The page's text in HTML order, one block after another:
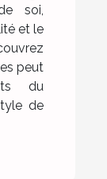
soi,
et le
peut
du
de